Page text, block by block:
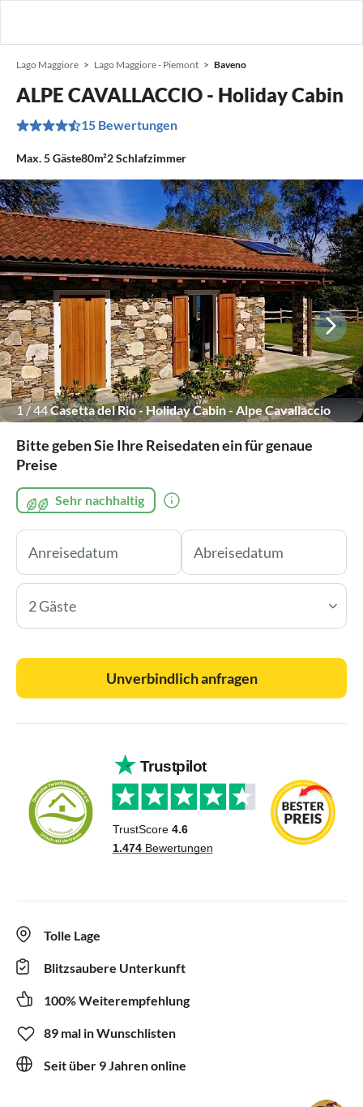
Lago Maggiore Lago Maggiore - Piemont Baveno
ALPE CAVALLACCIO - Holiday Cabin
15 Bewertungen
Max.5Gäste80m²2Schlafzimmer
1/44Casetta del Rio - Holiday Cabin - Alpe Cavallaccio
Bitte geben Sie Ihre Reisedaten ein für genaue
Preise
Sehr nachhaltig
2 Gäste
Unverbindlich anfragen
Tolle Lage
Blitzsaubere Unterkunft
100% Weiterempfehlung
89 mal in Wunschlisten
Seit über 9 Jahren online